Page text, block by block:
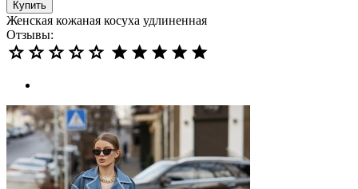
Купить
Женская кожаная косуха удлиненная
Отзывы: